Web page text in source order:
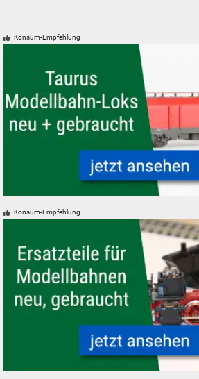
Konsum-Empfehlung
Konsum-Empfehlung